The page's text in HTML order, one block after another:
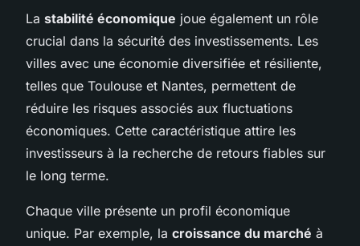
La stabilité économique joue également un rôle
crucial dans la sécurité des investissements. Les
villes avec une économie diversifiée et résiliente,
telles que Toulouse et Nantes, permettent de
réduire les risques associés aux fluctuations
économiques. Cette caractéristique attire les
investisseurs à la recherche de retours fiables sur
le long terme.
Chaque ville présente un profil économique
unique. Par exemple, la croissance du marché à